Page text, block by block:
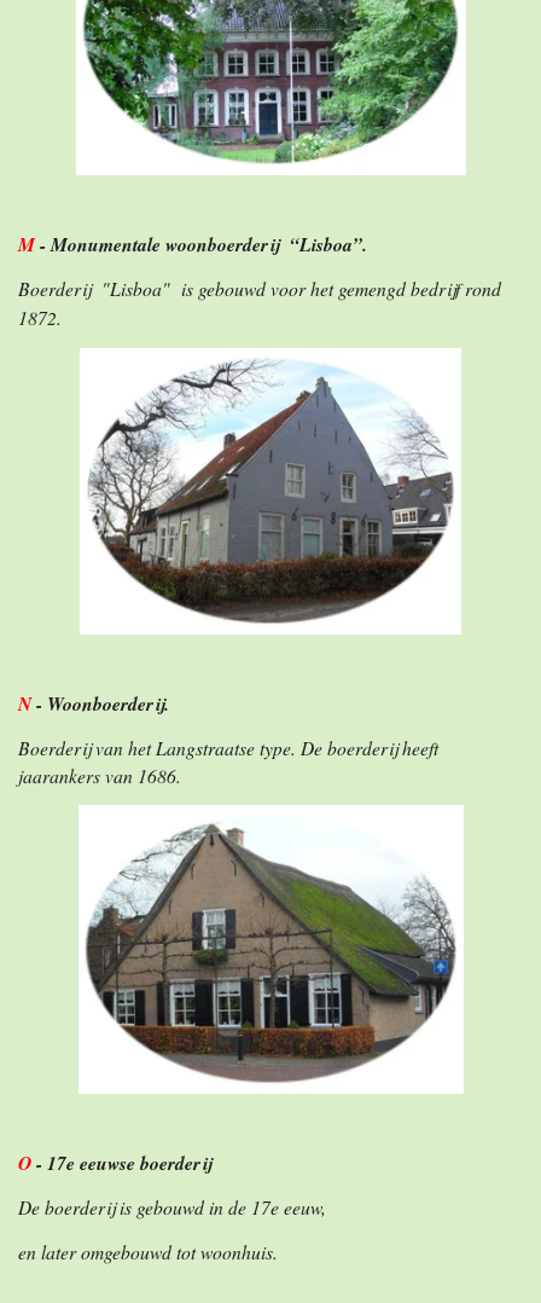
M- Monumentale woonboerderij “Lisboa”.
Boerderij "Lisboa" is gebouwd voor het gemengd bedrijf rond
1872.
N- Woonboerderij.
Boerderij van het Langstraatse type. De boerderij heeft
jaarankers van 1686.
O- 17e eeuwse boerderij
De boerderij is gebouwd in de 17e eeuw,
en later omgebouwd tot woonhuis.